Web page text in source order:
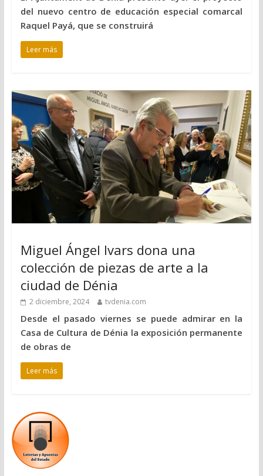
del nuevo centro de educación especial comarcal
Raquel Payá, que se construirá
Leer más
Miguel Ángel Ivars dona una
colección de piezas de arte a la
ciudad de Dénia
2 diciembre, 2024 tvdenia.com
Desde el pasado viernes se puede admirar en la
Casa de Cultura de Dénia la exposición permanente
de obras de
Leer más